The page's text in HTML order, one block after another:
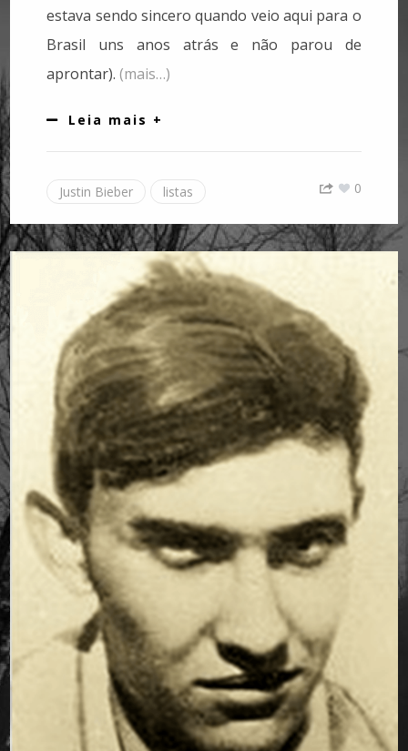
estava sendo sincero quando veio aqui para o
Brasil uns anos atrás e não parou de
aprontar).(mais…)
Leia mais +
Justin Bieber listas 0